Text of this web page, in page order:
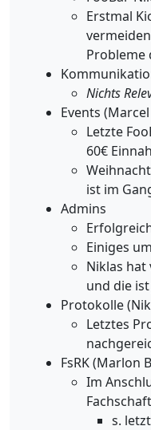
Erstmal
Probleme
Nichts
Events
Letzte
60€
ist im
Admins
Einiges
Niklas hat
und die
Protokolle
Letztes
FsRK (Marlon
Im
s.